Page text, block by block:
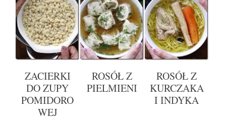
ZACIERKI
DO ZUPY
POMIDORO
WEJ
ROSÓŁ Z
PIELMIENI
ROSÓŁ Z
KURCZAKA
I INDYKA